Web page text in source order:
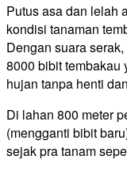
Putus asa dan lelah
kondisi tanaman
Dengan suara
8000 bibit tembakau
hujan tanpa henti
Di lahan 800 meter
(mengganti bibit
sejak pra tanam